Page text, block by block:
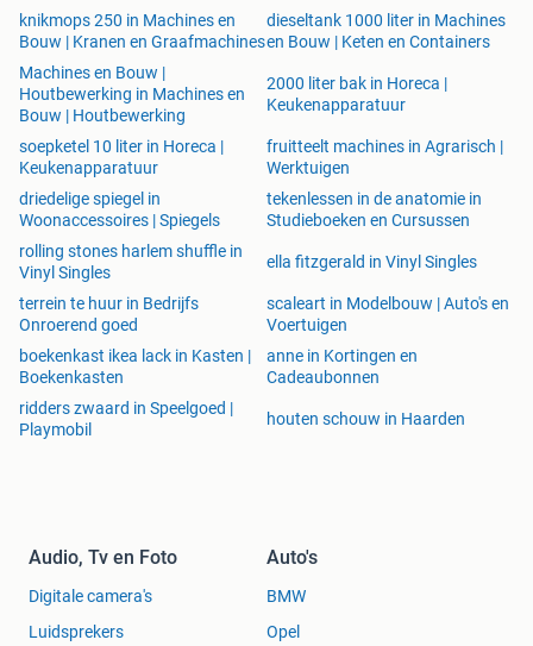
knikmops 250 in Machines en
Bouw | Kranen en Graafmachines
dieseltank 1000 liter in Machines
en Bouw | Keten en Containers
Machines en Bouw |
Houtbewerking in Machines en
Bouw | Houtbewerking
2000 liter bak in Horeca |
Keukenapparatuur
soepketel 10 liter in Horeca |
Keukenapparatuur
fruitteelt machines in Agrarisch |
Werktuigen
driedelige spiegel in
Woonaccessoires | Spiegels
tekenlessen in de anatomie in
Studieboeken en Cursussen
rolling stones harlem shuffle in
Vinyl Singles
ella fitzgerald in Vinyl Singles
terrein te huur in Bedrijfs
Onroerend goed
scaleart in Modelbouw | Auto's en
Voertuigen
boekenkast ikea lack in Kasten |
Boekenkasten
anne in Kortingen en
Cadeaubonnen
ridders zwaard in Speelgoed |
Playmobil
houten schouw in Haarden
Audio, Tv en Foto
Digitale camera's
Luidsprekers
Auto's
BMW
Opel